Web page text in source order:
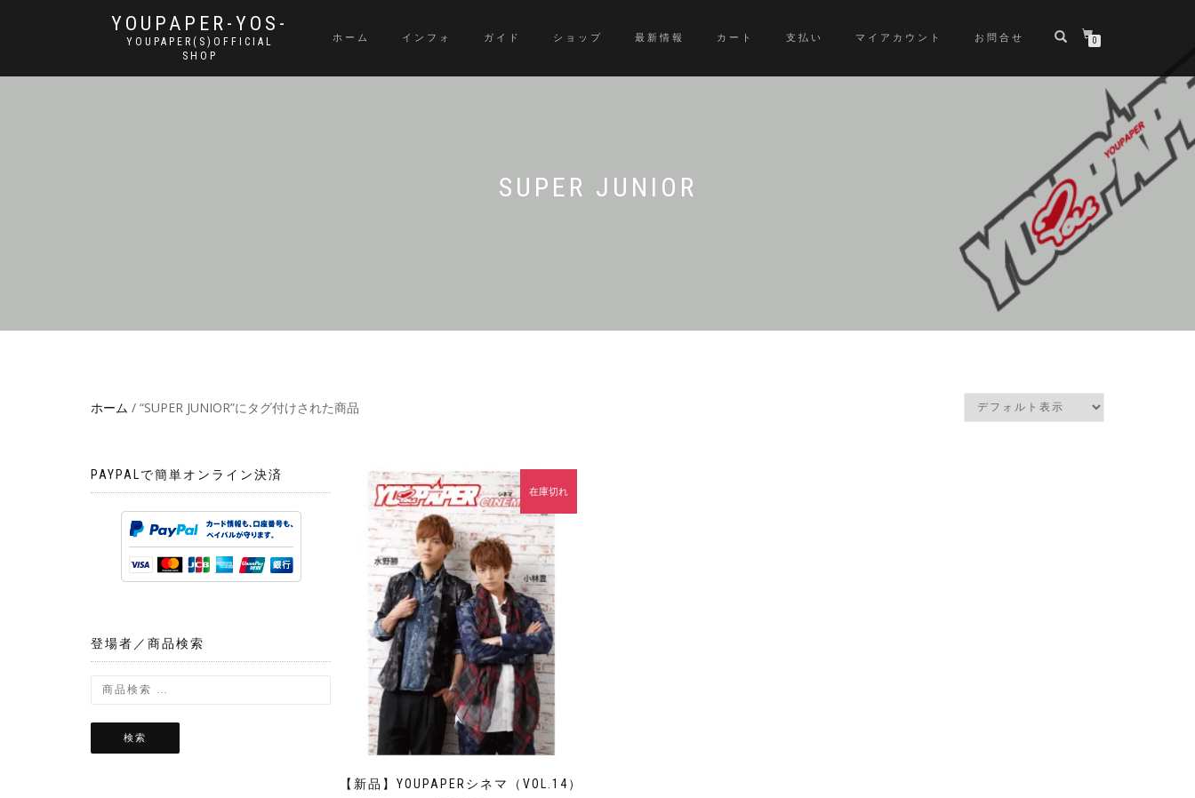
YOUPAPER-YOS-
YOUPAPER(S)OFFICIAL
SHOP
ホーム インフォ ガイド ショップ 最新情報 カート 支払い マイアカウント お問合せ 0
SUPER JUNIOR
ホーム / “SUPER JUNIOR”にタグ付けされた商品
【新品】YOUPAPERシネマ（VOL.14）
在庫切れ
PAYPALで簡単オンライン決済
登場者／商品検索
検索